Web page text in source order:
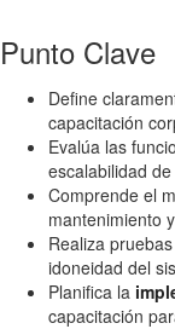
Punto Clave
Define
capacitación
Evalúa las
escalabilidad
Comprende el
mantenimiento
Realiza
idoneidad del
Planifica la
capacitación